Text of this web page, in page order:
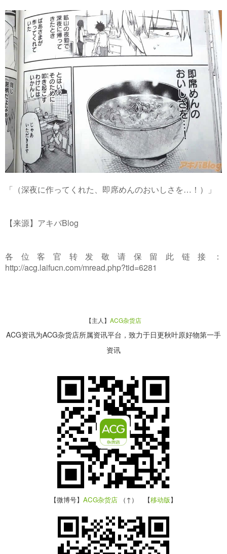
「（深夜に作ってくれた、即席めんのおいしさを…！）」
【来源】アキバBlog
各位客官转发敬请保留此链接：
http://acg.laifucn.com/mread.php?tid=6281
【主人】 ACG杂货店
ACG资讯为ACG杂货店所属资讯平台，致力于日更秋叶原好物第一手
资讯
【微博号】 ACG杂货店 （↑） 【移动版】